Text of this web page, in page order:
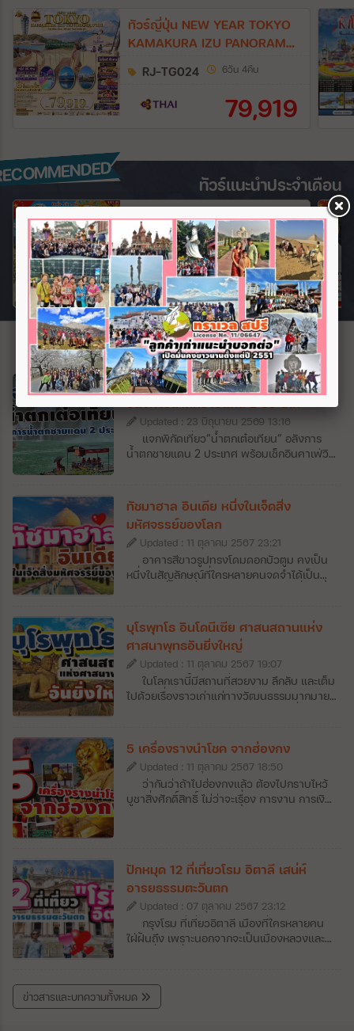
ทัวร์ญี่ปุ่น NEW YEAR TOKYO
KAMAKURA IZU PANORAMA
FUJI 6วัน 4คืน (TG)
RJ-TG024 6วัน 4คืน
79,919
ทัวร์แนะนำประจำเดือน
ทัวร์จีน 2 เมืองดัง ปักกิ่ง เทียนจิน
บินตรง 5วัน 3คืน (HU)
BJ01_HU
5วัน 3คืน
22,999
ข่าวสารและบทความท่องเที่ยว
แจกพิกัดเที่ยว“น้ำตกเต๋อเทียน”
อลังการน้ำตกชายแดน 2 ประเทศ
Updated : 23 มิถุนายน 2569 13:16
แจกพิกัดเที่ยว“น้ำตกเต๋อเทียน” อลังการ
น้ำตกชายแดน 2 ประเทศ พร้อมเช็กอินคาเฟ่วิว
เทียน” (Detian Falls) น้ำตกข้ามพรมแดนที่
ใหญ่ที่สุดในเอเชีย และใหญ่เป็นอันดับ 4 ของ
โลก ตั้งอยู่บริเวณชายแดนจีน-เวียดนาม ใน
มณฑลกว่างซี ประเทศจีน ความยิ่งใหญ่ของ
สายน้ำที่ไหลลดหลั่นท่ามกลางภูเขาและ
ธรรมชาติสีเขียว บอกเลยว่าเห็นด้วยตาตัวเอง
ทัชมาฮาล อินเดีย หนึ่งในเจ็ดสิ่ง
มหัศจรรย์ของโลก
Updated : 11 ตุลาคม 2567 23:21
อาคารสีขาวรูปทรงโดมดอกบัวตูม คงเป็น
หนึ่งในสัญลักษณ์ที่ใครหลายคนจดจำได้เป็น
มหัศจรรย์ของโลกที่มีนักท่องเที่ยวแวะมาเยี่ยม
ชมเป็นจำนวนมาก เพื่อมาสัมผัสถึงความ
อลังการของสถาปัตยกรรมที่ถูกสร้างขึ้นเป็น
อนุสรณ์แห่งความรักใจกลางเมืองอัครา รวมถึง
สวนขนาดใหญ่ที่อยู่ตรงข้ามทัชมาฮาลเองก็ช่วย
เติมเต็มความโรแมนติกให้กับที่เที่ยวแห่งนี้ได้
ในชีวิต
บุโรพุทโธ อินโดนีเซีย ศาสนสถานแห่ง
ศาสนาพุทธอันยิ่งใหญ่
Updated : 11 ตุลาคม 2567 19:07
ในโลกเรานี้มีสถานที่สวยงาม ลึกลับ และเต็ม
ไปด้วยเรื่องราวเก่าแก่ทางวัฒนธรรมมากมาย
หลากหลายทางเชื้อชาติเป็นอย่างมาก และวันนี้
ทราเวลสปรี จะพาไปยัง ประเทศหมู่เกาะ
อินโดนีเซีย ประเทศที่มีชาวมุสลิมมากที่สุดแห่ง
หนึ่งของโลก แต่กลับเป็นที่ตั้งของ โบโรบูดูร์
Borobudur หรือที่คนไทยเรารู้จักกันในชื่อว่า บุ
มีชื่อเสียงมากๆ ของ อินโดนีเซีย ตั้งอยู่บริเวณ
ภาคกลางของ เกาะชวา ตั้งอยู่ที่ เมืองมาเกอลัง
(Magelang)คำว่า “Bara” ม่ความหมายถึง
วิหาร หรือ วัด ส่วนคำว่า “Budur” หมายถึง
ภูเขาสูง เมื่อนำมารวมกันจึงหมายถึง วัดหรือ
วิหารที่สร้างอยู่บนภูเขาสูง โดยตามความเชื่อ
นั่นเองศาสนสถานสุดยิ่งใหญ่แห่งนี้สร้างขึ้นเมื่อ
ปี ค.ศ.750-850 โดย กษัตริย์แห่งราชวงศ์ไศ
เลนทร์ ที่นับถือศาสนาพุทธ ทำให้มีการสร้างบุ
5 เครื่องรางนำโชค จากฮ่องกง
Updated : 11 ตุลาคม 2567 18:50
ว่ากันว่าถ้าไปฮ่องกงแล้ว ต้องไปกราบไหว้
บูชาสิ่งศักดิ์สิทธิ์ ไม่ว่าจะเรื่อง การงาน การเงิน
เป็นมังกรตัวที่ 9 หรือเทพเเห่งโชคลาภ บูชาเพื่อ
ป้องกันสิ่งชั่วร้าย เรียกทรัพย์สินเงินทองให้ไหล
มาเทมา และป้องกันเงินทองไม่ให้รั่วไหล เจริญ
รุ่งเรืองในด้านการค้าขาย 2.ด้ายแดง วัดหวัง
ต้าเซียน – ด้ายแดงแห่งโชคชะตาที่จะนำพาให้
เราเจอกับคู่ครองที่ดี และครองรักกันตลอดไป3.
กังหันลม วัดแชกงหมิว – กังหันลม วัดแชกงห
เงินทอง และโชคลาภ ถือเป็นวัตถุมงคลที่ครบ
เครื่องในทุกด้าน 4.หยกฮ่องกง – หยกเป็น
ปักหมุด 12 ที่เที่ยวโรม อิตาลี เสน่ห์
อารยธรรมตะวันตก
Updated : 07 ตุลาคม 2567 23:12
กรุงโรม ที่เที่ยวอิตาลี เมืองที่ใครหลายคน
ใฝ่ฝันถึง เพราะนอกจากจะเป็นเมืองหลวงและ
ประวัติศาสตร์อันยิ่งใหญ่กว่า 2,700 ปี ตั้งแต่
สมัย อาณาจักรโรมัน ซึ่งเป็นรากฐานของ
อารยธรรมตะวันตกในหลายๆ แง่มุมอีกด้วย จะมี
ข่าวสารและบทความทั้งหมด